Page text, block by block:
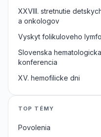
XXVIII. stretnutie
a onkologov
Vyskyt folikuloveho
Slovenska
konferencia
XV. hemofilicke dni
TOP TÉMY
Povolenia